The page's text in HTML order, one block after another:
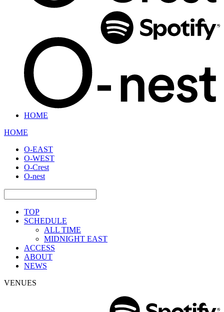
HOME
HOME
O-EAST
O-WEST
O-Crest
O-nest
TOP
SCHEDULE
ALL TIME
MIDNIGHT EAST
ACCESS
ABOUT
NEWS
VENUES